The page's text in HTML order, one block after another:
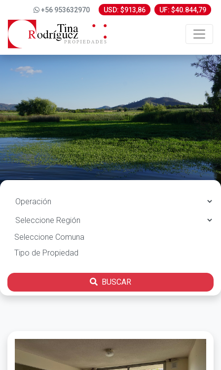
+56 953632970 USD: $913,86 UF: $40.844,79
BUSCAR